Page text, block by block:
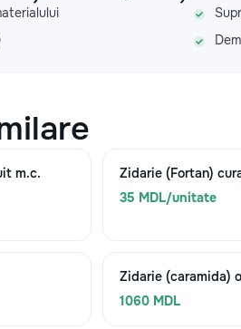
m.c.
Zidarie (Fortan)
35 MDL/unitate
Zidarie (caramida)
1060 MDL